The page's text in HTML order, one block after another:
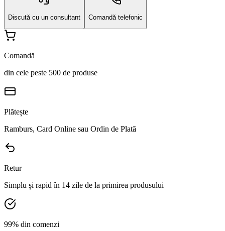
Discută cu un consultant Comandă telefonic
Comandă
din cele peste 500 de produse
Plătește
Ramburs, Card Online sau Ordin de Plată
Retur
Simplu și rapid în 14 zile de la primirea produsului
99% din comenzi